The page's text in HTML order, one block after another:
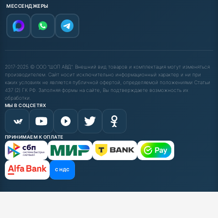
МЕССЕНДЖЕРЫ
2017-2025 © ООО "ШОП АВД". Внешний вид товаров и комплектация могут изменяться
производителем. Сайт носит исключительно информационный характер и ни при
каких условиях не является публичной офертой, определяемой положениями Статьи
437 (2) ГК РФ. Заполняя формы на сайте, Вы подтверждаете возможность их
обработки.
МЫ В СОЦСЕТЯХ
ПРИНИМАЕМ К ОПЛАТЕ
С НДС